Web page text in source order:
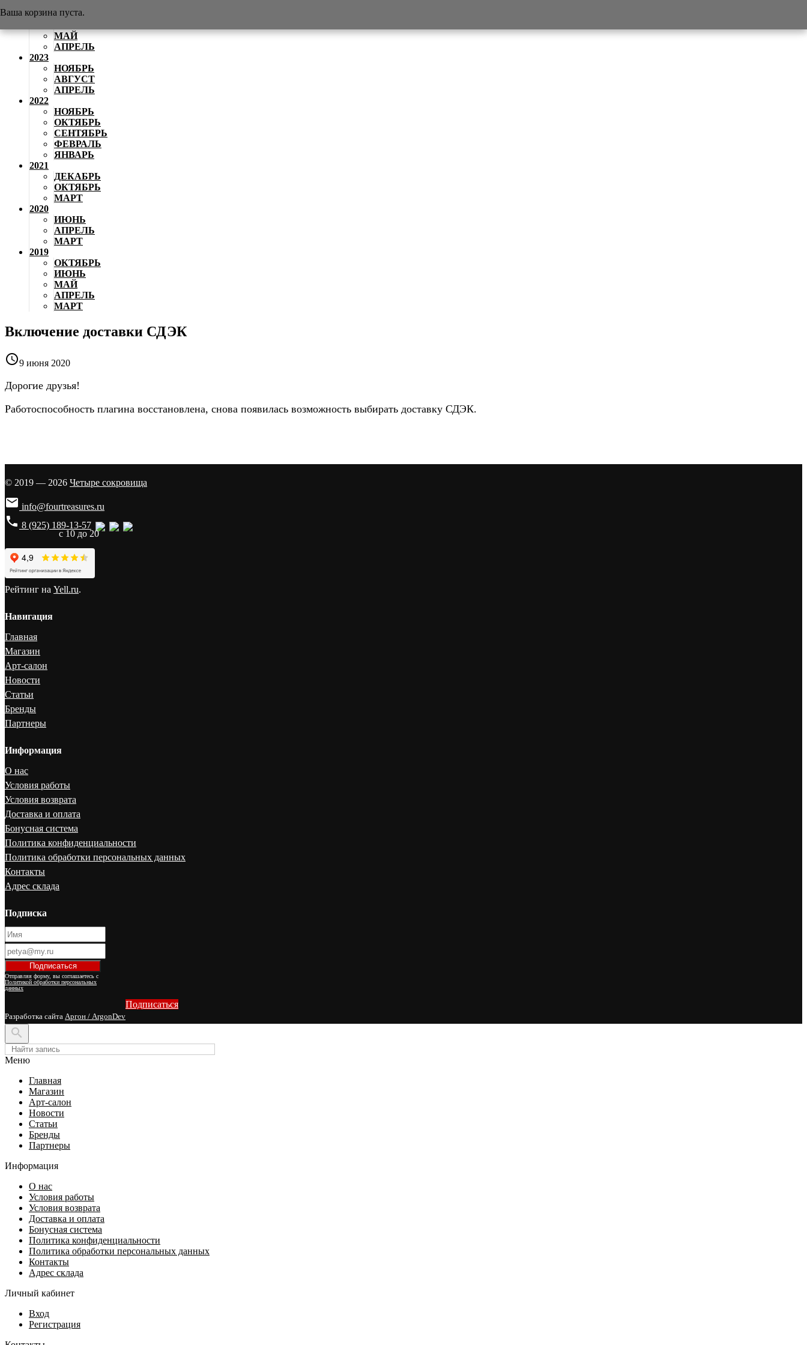
2024
МАЙ
АПРЕЛЬ
2023
НОЯБРЬ
АВГУСТ
АПРЕЛЬ
2022
НОЯБРЬ
ОКТЯБРЬ
СЕНТЯБРЬ
ФЕВРАЛЬ
ЯНВАРЬ
2021
ДЕКАБРЬ
ОКТЯБРЬ
МАРТ
2020
ИЮНЬ
АПРЕЛЬ
МАРТ
2019
ОКТЯБРЬ
ИЮНЬ
МАЙ
АПРЕЛЬ
МАРТ
Включение доставки СДЭК
9 июня 2020
Дорогие друзья!
Работоспособность плагина восстановлена, снова появилась возможность выбирать доставку СДЭК.
© 2019 — 2026 Четыре сокровища
 info@fourtreasures.ru
phone 8 (925) 189-13-57
с 10 до 20
Рейтинг на Yell.ru.
Навигация
Главная
Магазин
Арт-салон
Новости
Статьи
Бренды
Партнеры
Информация
О нас
Условия работы
Условия возврата
Доставка и оплата
Бонусная система
Политика конфиденциальности
Политика обработки персональных данных
Контакты
Адрес склада
Подписка
Отправляя форму, вы соглашаетесь с
Политикой обработки персональных
данных
Подписаться
Разработка сайта Аргон / ArgonDev
Ваша корзина пуста.

Меню
Главная
Магазин
Арт-салон
Новости
Статьи
Бренды
Партнеры
Информация
О нас
Условия работы
Условия возврата
Доставка и оплата
Бонусная система
Политика конфиденциальности
Политика обработки персональных данных
Контакты
Адрес склада
Личный кабинет
Вход
Регистрация